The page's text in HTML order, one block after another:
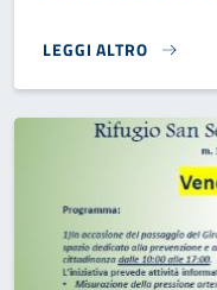
LEGGI ALTRO
MOSTRA DEDICATA